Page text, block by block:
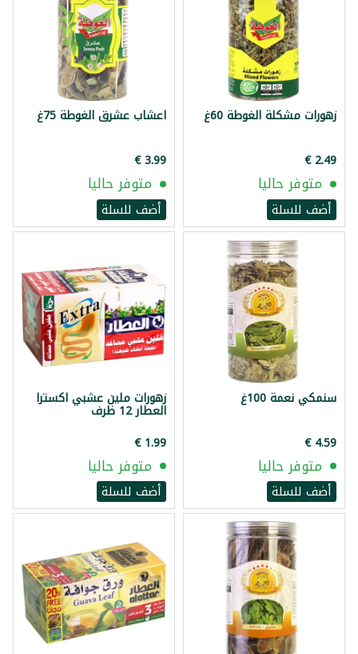
زهورات مشكلة الغوطة 60غ
متوفر حاليا
أضف للسلة
اعشاب عشرق الغوطة 75غ
متوفر حاليا
أضف للسلة
سنمكي نعمة 100غ
متوفر حاليا
أضف للسلة
زهورات ملين عشبي اكسترا
العطار 12 ظرف
متوفر حاليا
أضف للسلة